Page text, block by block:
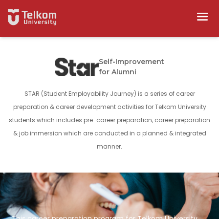
Self-Improvement
for Alumni
STAR (Student Employability Journey) is a series of career
preparation & career development activities for Telkom University
students which includes pre-career preparation, career preparation
& job immersion which are conducted in a planned & integrated
manner.